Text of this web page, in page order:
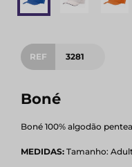
REF 3281
Boné
Boné 100% algodão
MEDIDAS: Tamanho: